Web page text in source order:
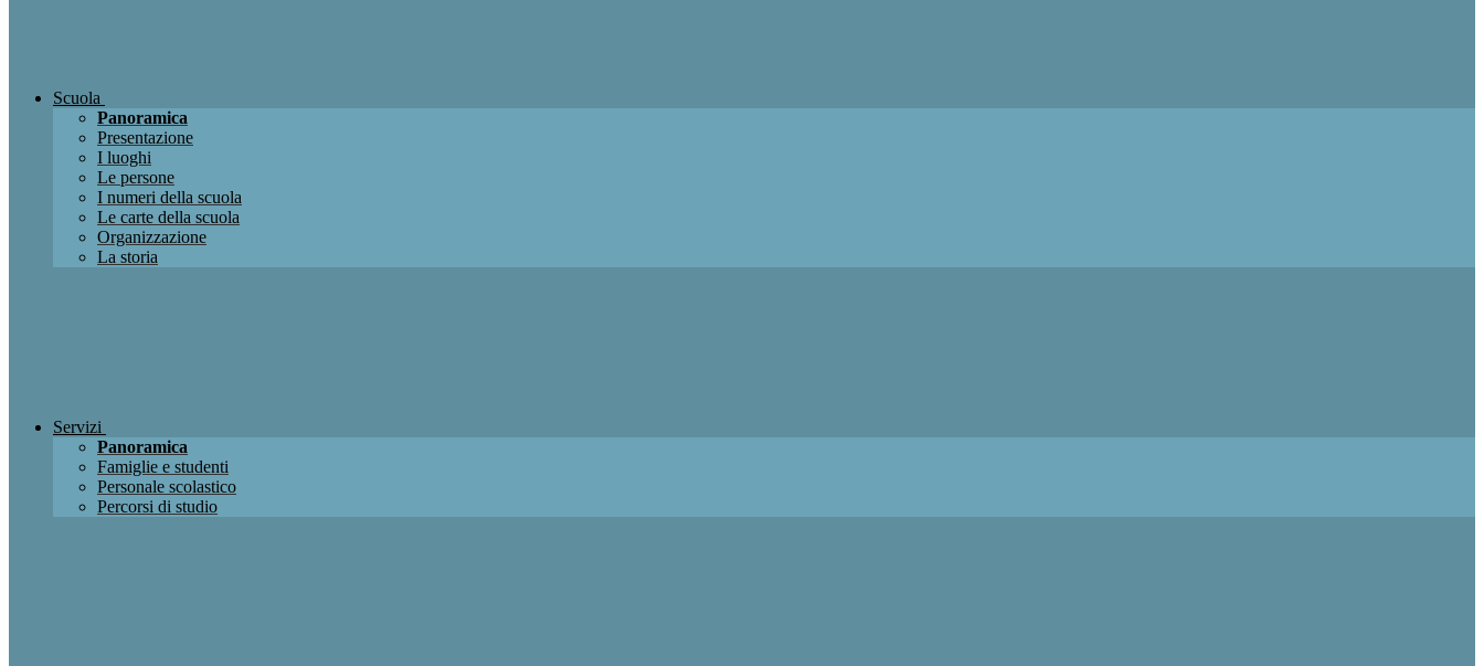
Scuola
Panoramica
Presentazione
I luoghi
Le persone
I numeri della scuola
Le carte della scuola
Organizzazione
La storia
Servizi
Panoramica
Famiglie e studenti
Personale scolastico
Percorsi di studio